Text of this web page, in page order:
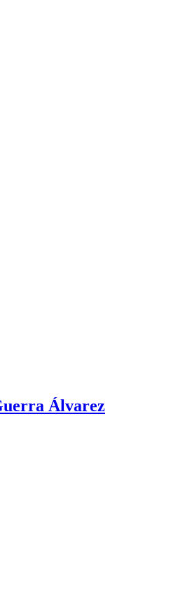
Álvarez